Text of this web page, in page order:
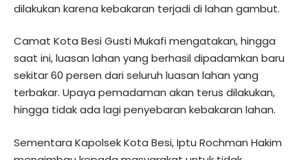
dilakukan karena kebakaran terjadi di lahan gambut.
Camat Kota Besi Gusti Mukafi mengatakan, hingga
saat ini, luasan lahan yang berhasil dipadamkan baru
sekitar 60 persen dari seluruh luasan lahan yang
terbakar. Upaya pemadaman akan terus dilakukan,
hingga tidak ada lagi penyebaran kebakaran lahan.
Sementara Kapolsek Kota Besi, Iptu Rochman Hakim